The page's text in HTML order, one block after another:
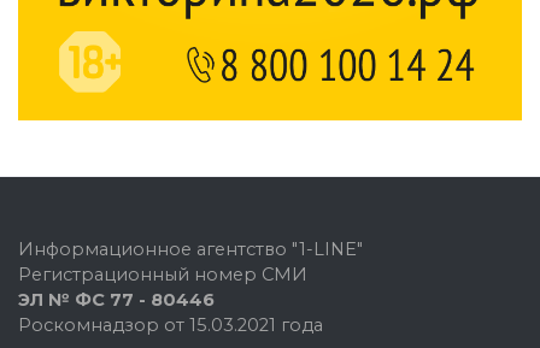
Информационное агентство "1-LINE"
Регистрационный номер СМИ
ЭЛ № ФС 77 - 80446
Роскомнадзор от 15.03.2021 года